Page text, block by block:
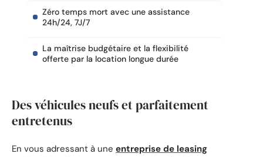
Zéro temps mort avec une assistance
24h/24, 7J/7
La maîtrise budgétaire et la flexibilité
offerte par la location longue durée
Des véhicules neufs et parfaitement
entretenus
En vous adressant à une entreprise de leasing